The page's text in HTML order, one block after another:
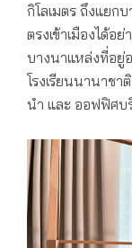
กิโลเมตร ถึงแยก
ตรงเข้าเมืองได้อ
บางนาแหล่งที่อยู่
โรงเรียนนานาช
นำ และ ออฟฟิศบ